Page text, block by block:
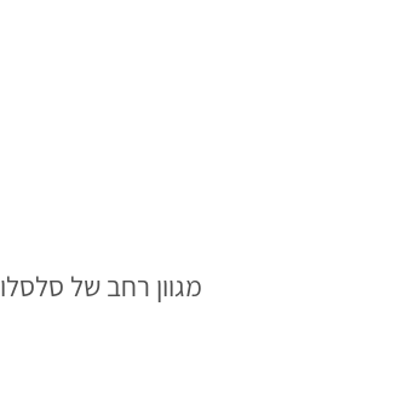
מגוון רחב של